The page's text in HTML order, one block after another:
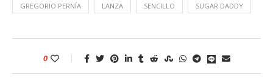
GREGORIO PERNÍA LANZA SENCILLO SUGAR DADDY
0